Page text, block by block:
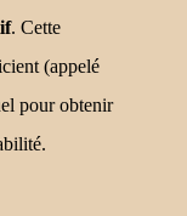
. Cette
(appelé
pour obtenir